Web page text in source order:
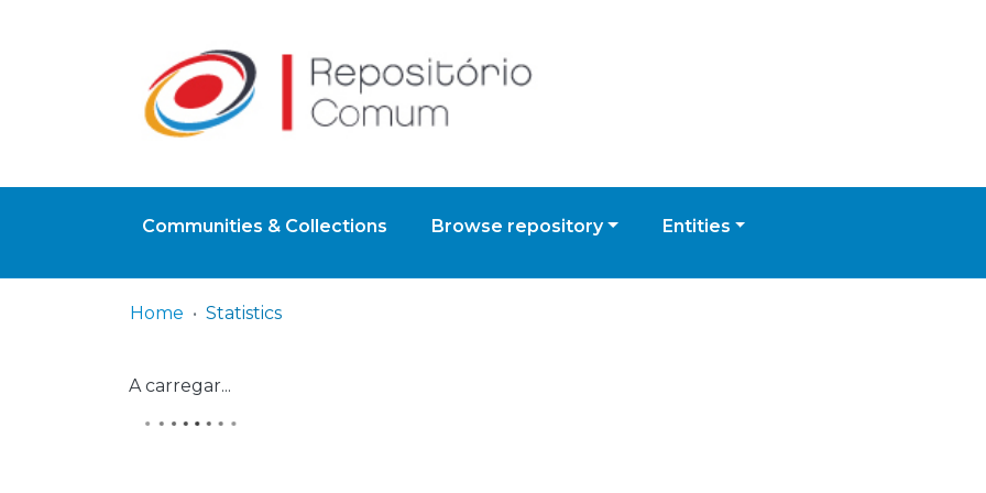
Communities & Collections Browse repository Entities
Home Statistics
A carregar...